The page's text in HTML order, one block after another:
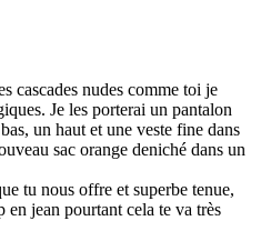
cascades nudes comme toi je
Je les porterai un pantalon
un haut et une veste fine dans
sac orange deniché dans un
tu nous offre et superbe tenue,
en jean pourtant cela te va très